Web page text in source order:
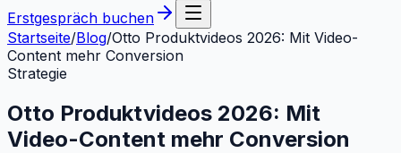
Erstgespräch buchen
Startseite/Blog/Otto Produktvideos 2026: Mit Video-
Content mehr Conversion
Strategie
Otto Produktvideos 2026: Mit
Video-Content mehr Conversion